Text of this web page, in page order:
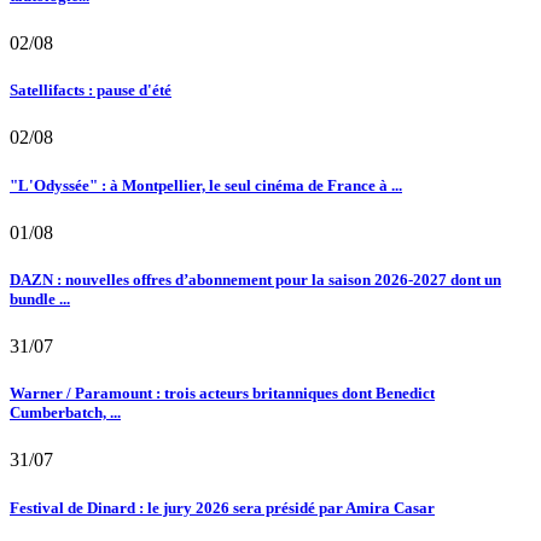
02/08
Satellifacts : pause d'été
02/08
"L'Odyssée" : à Montpellier, le seul cinéma de France à ...
01/08
DAZN : nouvelles offres d’abonnement pour la saison 2026-2027 dont un
bundle ...
31/07
Warner / Paramount : trois acteurs britanniques dont Benedict
Cumberbatch, ...
31/07
Festival de Dinard : le jury 2026 sera présidé par Amira Casar